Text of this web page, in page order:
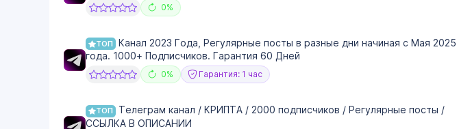
0%
ТОП
Канал 2023 Года, Регулярные посты в разные дни начиная с Мая 2025
года. 1000+ Подписчиков. Гарантия 60 Дней
0% Гарантия: 1 час
ТОП
Телеграм канал / КРИПТА / 2000 подписчиков / Регулярные посты /
ССЫЛКА В ОПИСАНИИ